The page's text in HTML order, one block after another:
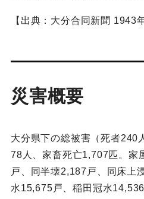
【出典：大分合同新聞 1943
災害概要
大分県下の総被害（死者240
78人、家畜死亡1,707匹。家
戸、同半壊2,187戸、同床上
水15,675戸、稲田冠水